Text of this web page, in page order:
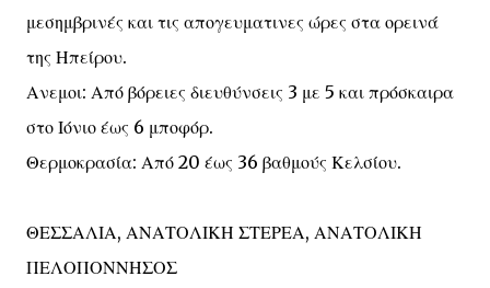
μεσημβρινές και τις απογευματινες ώρες στα ορεινά
της Ηπείρου.
Ανεμοι: Από βόρειες διευθύνσεις 3 με 5 και πρόσκαιρα
στο Ιόνιο έως 6 μποφόρ.
Θερμοκρασία: Από 20 έως 36 βαθμούς Κελσίου.
ΘΕΣΣΑΛΙΑ, ΑΝΑΤΟΛΙΚΗ ΣΤΕΡΕΑ, ΑΝΑΤΟΛΙΚΗ
ΠΕΛΟΠΟΝΝΗΣΟΣ